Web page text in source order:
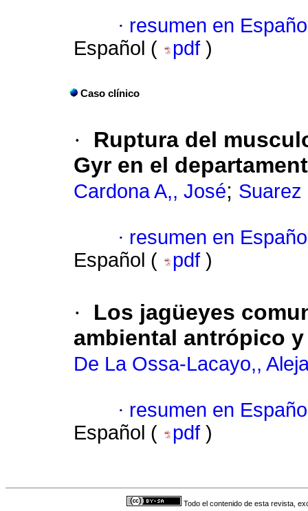
· resumen en
Español (
pdf )
Caso clínico
·
Ruptura del
Gyr en el
Cardona A,, José; Suarez
· resumen en
Español (
pdf )
·
Los jagüeyes
ambiental antrópico
De La Ossa-Lacayo,,
· resumen en
Español (
pdf )
Todo el contenido de esta revista,